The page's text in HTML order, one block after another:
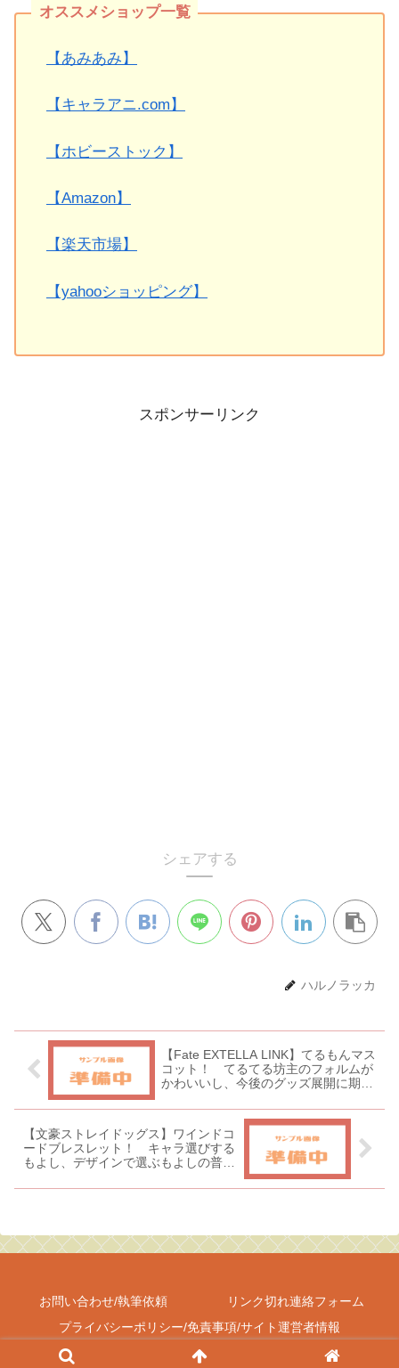
【あみあみ】
【キャラアニ.com】
【ホビーストック】
【Amazon】
【楽天市場】
【yahooショッピング】
スポンサーリンク
シェアする
ハルノラッカ
【Fate EXTELLA LINK】てるもんマス
コット！ てるてる坊主のフォルムが
かわいいし、今後のグッズ展開に期待
【文豪ストレイドッグス】ワインドコ
ードブレスレット！ キャラ選びする
もよし、デザインで選ぶもよしの普段
お問い合わせ/執筆依頼
リンク切れ連絡フォーム
プライバシーポリシー/免責事項/サイト運営者情報
Copyright © 2017-2026 しゃべあに All Rights Reserved.